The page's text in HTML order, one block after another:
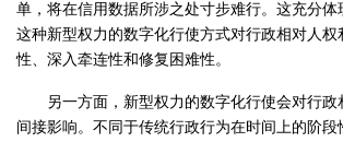
单，将在信用数据所涉之处寸步难行。这充分体
这种新型权力的数字化行使方式对行政相对人权
性、深入牵连性和修复困难性。
另一方面，新型权力的数字化行使会对行
间接影响。不同于传统行政行为在时间上的阶段